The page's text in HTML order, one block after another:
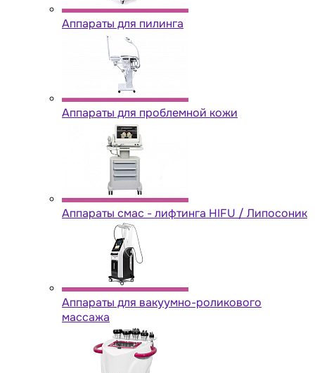
Аппараты для пилинга
Аппараты для проблемной кожи
Аппараты cмас - лифтинга HIFU / Липосоник
Аппараты для вакуумно-роликового
массажа